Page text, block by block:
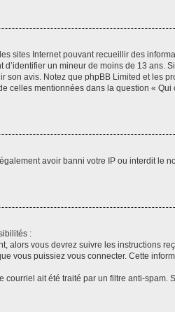
sites Internet pouvant recueillir des
un mineur de moins de 13 ans.
avis. Notez que phpBB Limited et les
celles mentionnées dans la question «
avoir banni votre IP ou interdit le
:
alors vous devrez suivre les instructions
vous puissiez vous connecter. Cette
ait été traité par un filtre anti-spam.